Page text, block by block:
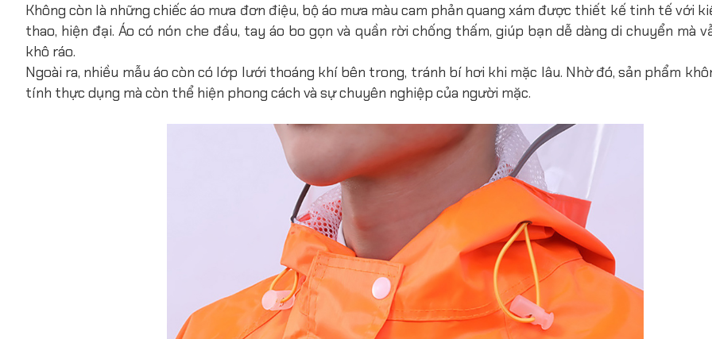
Không còn là những chiếc áo mưa đơn điệu, bộ áo mưa màu cam phản quang xám được thiết kế tinh tế với
thao, hiện đại. Áo có nón che đầu, tay áo bo gọn và quần rời chống thấm, giúp bạn dễ dàng di chuyển mà
khô ráo.
Ngoài ra, nhiều mẫu áo còn có lớp lưới thoáng khí bên trong, tránh bí hơi khi mặc lâu. Nhờ đó, sản phẩm
tính thực dụng mà còn thể hiện phong cách và sự chuyên nghiệp của người mặc.